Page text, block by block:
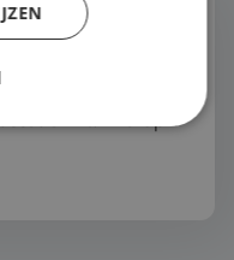
oceaanplastic
zijn!" Een
van Europa